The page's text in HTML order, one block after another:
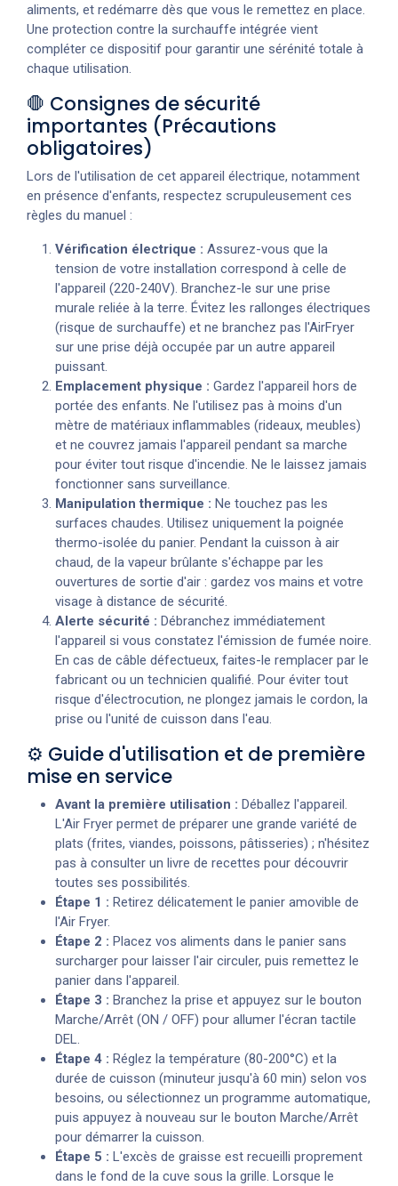
aliments, et redémarre dès que vous le remettez en place.
Une protection contre la surchauffe intégrée vient
compléter ce dispositif pour garantir une sérénité totale à
chaque utilisation.
🛑 Consignes de sécurité
importantes (Précautions
obligatoires)
Lors de l'utilisation de cet appareil électrique, notamment
en présence d'enfants, respectez scrupuleusement ces
règles du manuel :
Vérification électrique : Assurez-vous que la
tension de votre installation correspond à celle de
l'appareil (220-240V). Branchez-le sur une prise
murale reliée à la terre. Évitez les rallonges électriques
(risque de surchauffe) et ne branchez pas l'AirFryer
sur une prise déjà occupée par un autre appareil
puissant.
Emplacement physique : Gardez l'appareil hors de
portée des enfants. Ne l'utilisez pas à moins d'un
mètre de matériaux inflammables (rideaux, meubles)
et ne couvrez jamais l'appareil pendant sa marche
pour éviter tout risque d'incendie. Ne le laissez jamais
fonctionner sans surveillance.
Manipulation thermique : Ne touchez pas les
surfaces chaudes. Utilisez uniquement la poignée
thermo-isolée du panier. Pendant la cuisson à air
chaud, de la vapeur brûlante s'échappe par les
ouvertures de sortie d'air : gardez vos mains et votre
visage à distance de sécurité.
Alerte sécurité : Débranchez immédiatement
l'appareil si vous constatez l'émission de fumée noire.
En cas de câble défectueux, faites-le remplacer par le
fabricant ou un technicien qualifié. Pour éviter tout
risque d'électrocution, ne plongez jamais le cordon, la
prise ou l'unité de cuisson dans l'eau.
⚙️ Guide d'utilisation et de première
mise en service
Avant la première utilisation : Déballez l'appareil.
L'Air Fryer permet de préparer une grande variété de
plats (frites, viandes, poissons, pâtisseries) ; n'hésitez
pas à consulter un livre de recettes pour découvrir
toutes ses possibilités.
Étape 1 : Retirez délicatement le panier amovible de
l'Air Fryer.
Étape 2 : Placez vos aliments dans le panier sans
surcharger pour laisser l'air circuler, puis remettez le
panier dans l'appareil.
Étape 3 : Branchez la prise et appuyez sur le bouton
Marche/Arrêt (ON / OFF) pour allumer l'écran tactile
DEL.
Étape 4 : Réglez la température (80-200°C) et la
durée de cuisson (minuteur jusqu'à 60 min) selon vos
besoins, ou sélectionnez un programme automatique,
puis appuyez à nouveau sur le bouton Marche/Arrêt
pour démarrer la cuisson.
Étape 5 : L'excès de graisse est recueilli proprement
dans le fond de la cuve sous la grille. Lorsque le